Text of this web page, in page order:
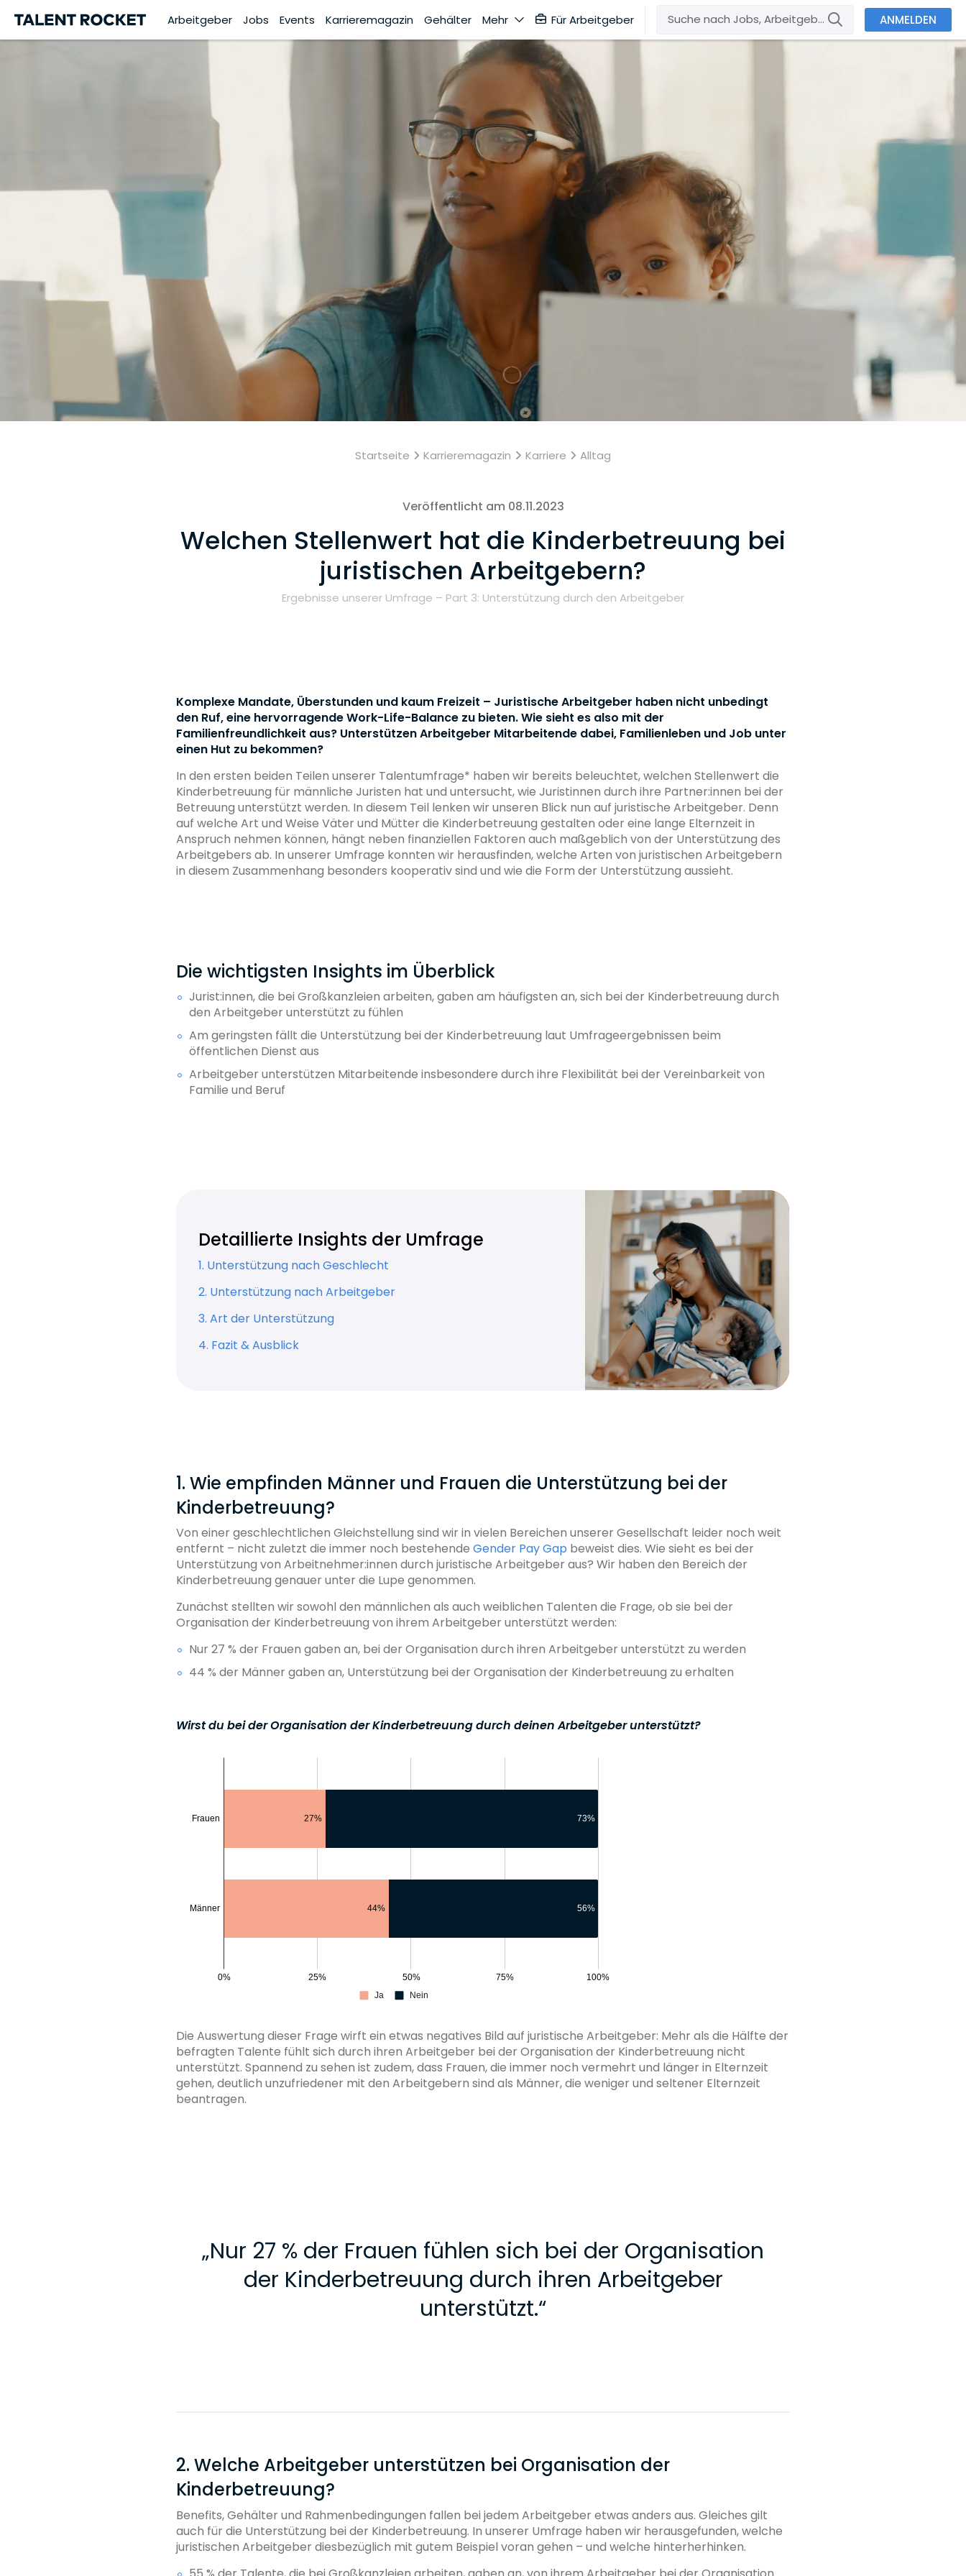
Arbeitgeber Jobs Events Karrieremagazin Gehälter Mehr Für Arbeitgeber ANMELDEN
Startseite Karrieremagazin Karriere Alltag
Veröffentlicht am 08.11.2023
Welchen Stellenwert hat die Kinderbetreuung bei
juristischen Arbeitgebern?
Ergebnisse unserer Umfrage – Part 3: Unterstützung durch den Arbeitgeber
Komplexe Mandate, Überstunden und kaum Freizeit – Juristische Arbeitgeber haben nicht unbedingt
den Ruf, eine hervorragende Work-Life-Balance zu bieten. Wie sieht es also mit der
Familienfreundlichkeit aus? Unterstützen Arbeitgeber Mitarbeitende dabei, Familienleben und Job unter
einen Hut zu bekommen?
In den ersten beiden Teilen unserer Talentumfrage* haben wir bereits beleuchtet, welchen Stellenwert die
Kinderbetreuung für männliche Juristen hat und untersucht, wie Juristinnen durch ihre Partner:innen bei der
Betreuung unterstützt werden. In diesem Teil lenken wir unseren Blick nun auf juristische Arbeitgeber. Denn
auf welche Art und Weise Väter und Mütter die Kinderbetreuung gestalten oder eine lange Elternzeit in
Anspruch nehmen können, hängt neben finanziellen Faktoren auch maßgeblich von der Unterstützung des
Arbeitgebers ab. In unserer Umfrage konnten wir herausfinden, welche Arten von juristischen Arbeitgebern
in diesem Zusammenhang besonders kooperativ sind und wie die Form der Unterstützung aussieht.
Die wichtigsten Insights im Überblick
Jurist:innen, die bei Großkanzleien arbeiten, gaben am häufigsten an, sich bei der Kinderbetreuung durch
den Arbeitgeber unterstützt zu fühlen
Am geringsten fällt die Unterstützung bei der Kinderbetreuung laut Umfrageergebnissen beim
öffentlichen Dienst aus
Arbeitgeber unterstützen Mitarbeitende insbesondere durch ihre Flexibilität bei der Vereinbarkeit von
Familie und Beruf
Detaillierte Insights der Umfrage
1. Unterstützung nach Geschlecht
2. Unterstützung nach Arbeitgeber
3. Art der Unterstützung
4. Fazit & Ausblick
1. Wie empfinden Männer und Frauen die Unterstützung bei der
Kinderbetreuung?
Von einer geschlechtlichen Gleichstellung sind wir in vielen Bereichen unserer Gesellschaft leider noch weit
entfernt – nicht zuletzt die immer noch bestehendeGender Pay Gap beweist dies. Wie sieht es bei der
Unterstützung von Arbeitnehmer:innen durch juristische Arbeitgeber aus? Wir haben den Bereich der
Kinderbetreuung genauer unter die Lupe genommen.
Zunächst stellten wir sowohl den männlichen als auch weiblichen Talenten die Frage, ob sie bei der
Organisation der Kinderbetreuung von ihrem Arbeitgeber unterstützt werden:
Nur 27 % der Frauen gaben an, bei der Organisation durch ihren Arbeitgeber unterstützt zu werden
44 % der Männer gaben an, Unterstützung bei der Organisation der Kinderbetreuung zu erhalten
Wirst du bei der Organisation der Kinderbetreuung durch deinen Arbeitgeber unterstützt?
Die Auswertung dieser Frage wirft ein etwas negatives Bild auf juristische Arbeitgeber: Mehr als die Hälfte der
befragten Talente fühlt sich durch ihren Arbeitgeber bei der Organisation der Kinderbetreuung nicht
unterstützt. Spannend zu sehen ist zudem, dass Frauen, die immer noch vermehrt und länger in Elternzeit
gehen, deutlich unzufriedener mit den Arbeitgebern sind als Männer, die weniger und seltener Elternzeit
beantragen.
„Nur 27 % der Frauen fühlen sich bei der Organisation
der Kinderbetreuung durch ihren Arbeitgeber
unterstützt.“
2. Welche Arbeitgeber unterstützen bei Organisation der
Kinderbetreuung?
Benefits, Gehälter und Rahmenbedingungen fallen bei jedem Arbeitgeber etwas anders aus. Gleiches gilt
auch für die Unterstützung bei der Kinderbetreuung. In unserer Umfrage haben wir herausgefunden, welche
juristischen Arbeitgeber diesbezüglich mit gutem Beispiel voran gehen – und welche hinterherhinken.